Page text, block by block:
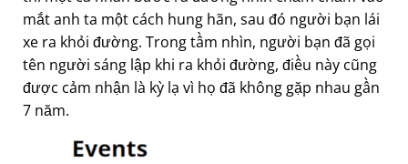
mắt anh ta một cách hung hãn, sau đó người bạn lái
xe ra khỏi đường. Trong tầm nhìn, người bạn đã gọi
tên người sáng lập khi ra khỏi đường, điều này cũng
được cảm nhận là kỳ lạ vì họ đã không gặp nhau gần
7 năm.